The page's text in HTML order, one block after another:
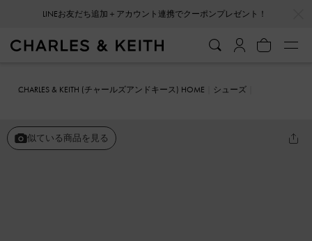
LINEお友だち追加＋アカウント連携でクーポンプレゼント！
CHARLES & KEITH (チャールズアンドキース) HOME
シューズ
似ている商品を見る